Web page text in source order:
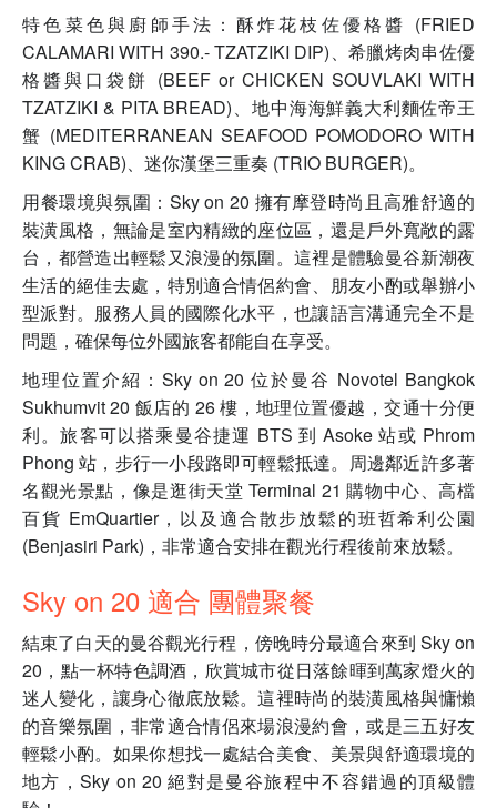
特色菜色與廚師手法：酥炸花枝佐優格醬 (FRIED
CALAMARI WITH 390.- TZATZIKI DIP)、希臘烤肉串佐優
格醬與口袋餅 (BEEF or CHICKEN SOUVLAKI WITH
TZATZIKI & PITA BREAD)、地中海海鮮義大利麵佐帝王
蟹 (MEDITERRANEAN SEAFOOD POMODORO WITH
KING CRAB)、迷你漢堡三重奏 (TRIO BURGER)。
用餐環境與氛圍：Sky on 20 擁有摩登時尚且高雅舒適的
裝潢風格，無論是室內精緻的座位區，還是戶外寬敞的露
台，都營造出輕鬆又浪漫的氛圍。這裡是體驗曼谷新潮夜
生活的絕佳去處，特別適合情侶約會、朋友小酌或舉辦小
型派對。服務人員的國際化水平，也讓語言溝通完全不是
問題，確保每位外國旅客都能自在享受。
地理位置介紹：Sky on 20 位於曼谷 Novotel Bangkok
Sukhumvit 20 飯店的 26 樓，地理位置優越，交通十分便
利。旅客可以搭乘曼谷捷運 BTS 到 Asoke 站或 Phrom
Phong 站，步行一小段路即可輕鬆抵達。周邊鄰近許多著
名觀光景點，像是逛街天堂 Terminal 21 購物中心、高檔
百貨 EmQuartier，以及適合散步放鬆的班哲希利公園
(Benjasiri Park)，非常適合安排在觀光行程後前來放鬆。
Sky on 20 適合 團體聚餐
結束了白天的曼谷觀光行程，傍晚時分最適合來到 Sky on
20，點一杯特色調酒，欣賞城市從日落餘暉到萬家燈火的
迷人變化，讓身心徹底放鬆。這裡時尚的裝潢風格與慵懶
的音樂氛圍，非常適合情侶來場浪漫約會，或是三五好友
輕鬆小酌。如果你想找一處結合美食、美景與舒適環境的
地方，Sky on 20 絕對是曼谷旅程中不容錯過的頂級體